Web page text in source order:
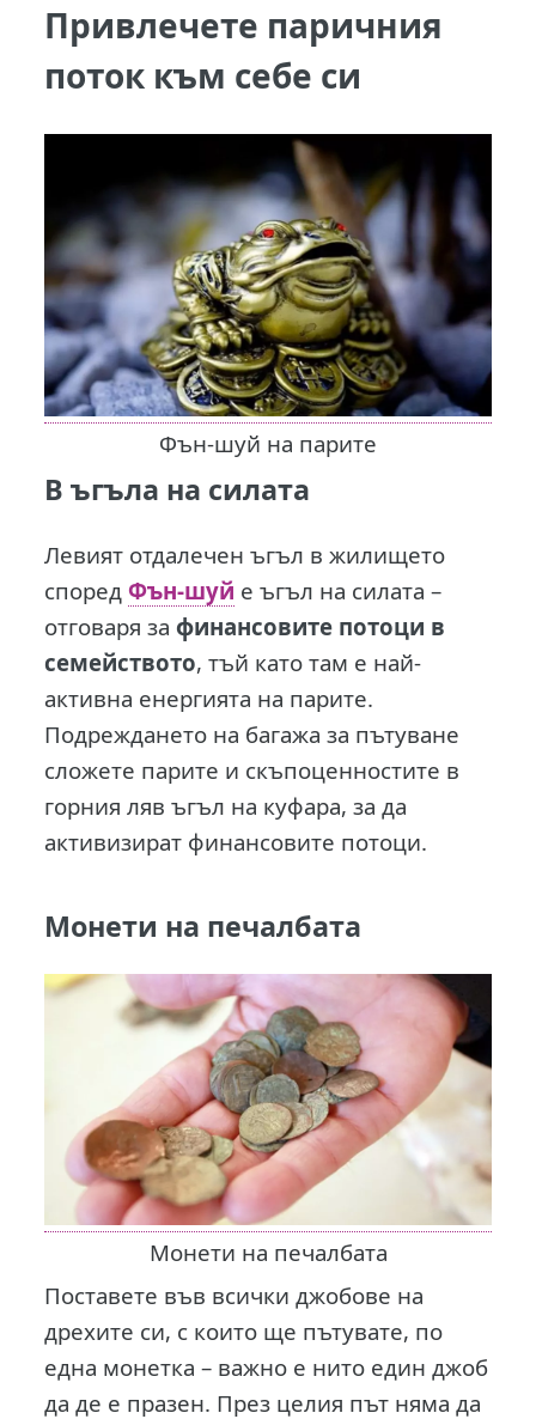
Привлечете паричния
поток към себе си
Фън-шуй на парите
В ъгъла на силата
Левият отдалечен ъгъл в жилището
споредФън-шуй е ъгъл на силата –
отговаря зафинансовите потоци в
семейството, тъй като там е най-
активна енергията на парите.
Подреждането на багажа за пътуване
сложете парите и скъпоценностите в
горния ляв ъгъл на куфара, за да
активизират финансовите потоци.
Монети на печалбата
Монети на печалбата
Поставете във всички джобове на
дрехите си, с които ще пътувате, по
една монетка – важно е нито един джоб
да де е празен. През целия път няма да